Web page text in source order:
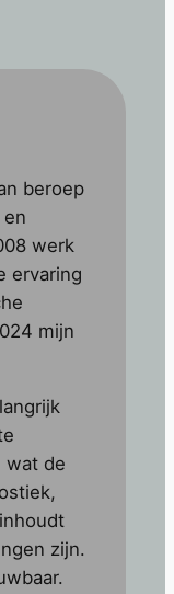
beroep
werk
ervaring
mijn
wat de
zijn.